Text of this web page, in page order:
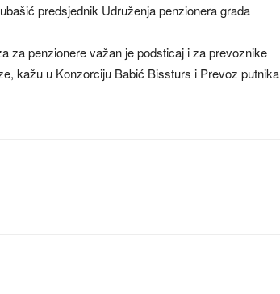
predsjednik Udruženja penzionera grada
za penzionere važan je podsticaj i za prevoznike
kažu u Konzorciju Babić Bissturs i Prevoz putnika